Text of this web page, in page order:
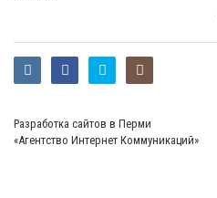
Разработка сайтов в Перми
«Агентство Интернет Коммуникаций»